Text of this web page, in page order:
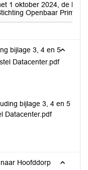
1 oktober 2024, de
Openbaar Primair
bijlage 3, 4 en 5
Datacenter.pdf
bijlage 3, 4 en 5
Datacenter.pdf
Hoofddorp